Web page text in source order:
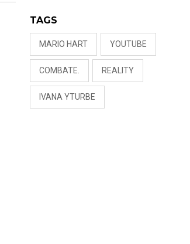
TAGS
MARIO HART YOUTUBE
COMBATE. REALITY
IVANA YTURBE